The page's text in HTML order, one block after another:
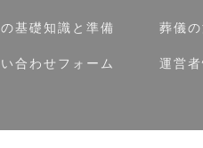
基礎知識と準備 葬儀
合わせフォーム 運営